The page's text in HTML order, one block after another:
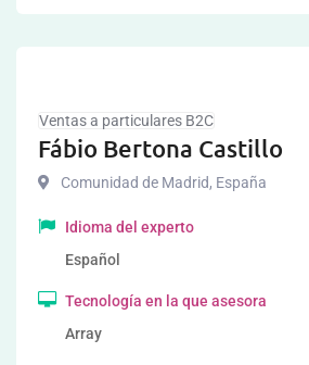
Ventas a particulares B2C
Fábio Bertona Castillo
Comunidad de Madrid, España
Idioma del experto
Español
Tecnología en la que asesora
Array